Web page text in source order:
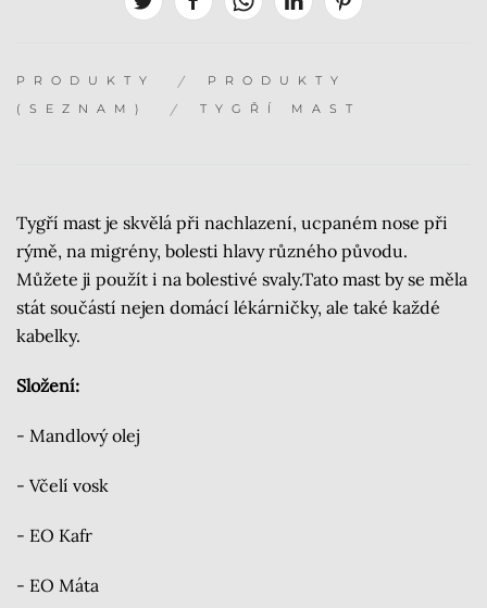
PRODUKTY
PRODUKTY
(SEZNAM)
TYGŘÍ MAST
Tygří mast je skvělá při nachlazení, ucpaném nose při
rýmě, na migrény, bolesti hlavy různého původu.
Můžete ji použít i na bolestivé svaly.Tato mast by se měla
stát součástí nejen domácí lékárničky, ale také každé
kabelky.
Složení:
- Mandlový olej
- Včelí vosk
- EO Kafr
- EO Máta